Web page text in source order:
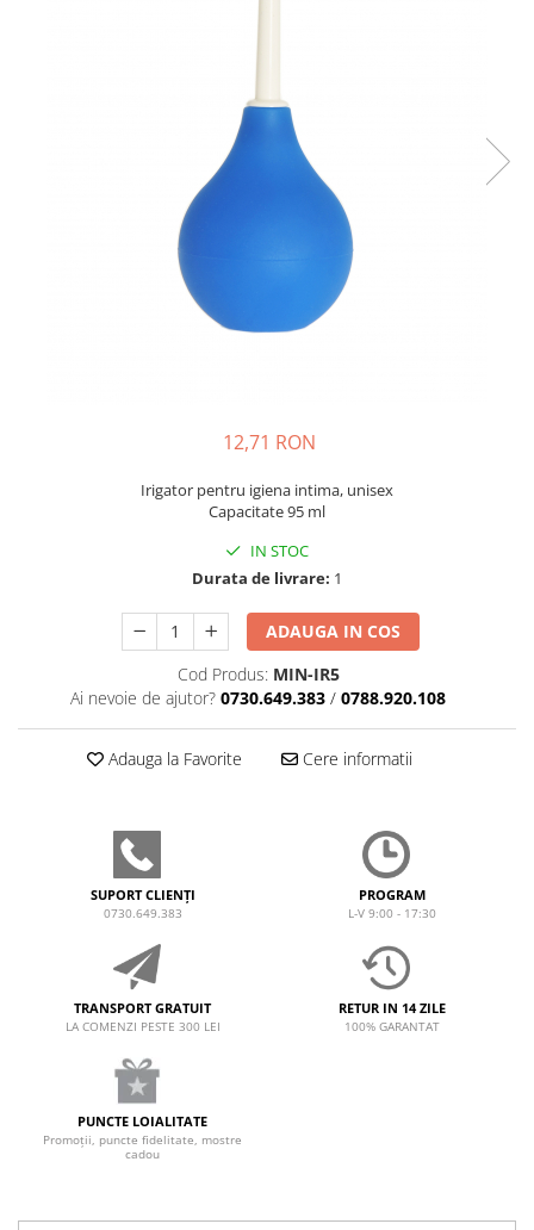
12,71 RON
Irigator pentru igiena intima, unisex
Capacitate 95 ml
IN STOC
Durata de livrare: 1
ADAUGA IN COS
Cod Produs: MIN-IR5
Ai nevoie de ajutor? 0730.649.383 / 0788.920.108
Adauga la Favorite Cere informatii
SUPORT CLIENȚI
0730.649.383
PROGRAM
L-V 9:00 - 17:30
TRANSPORT GRATUIT
LA COMENZI PESTE 300 LEI
RETUR IN 14 ZILE
100% GARANTAT
PUNCTE LOIALITATE
Promoții, puncte fidelitate, mostre
cadou